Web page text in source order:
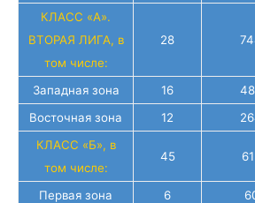
КЛАСС «А».
ВТОРАЯ ЛИГА, в
том числе:
28
Западная зона 16
Восточная зона
12
КЛАСС «Б», в
том числе:
45
Первая зона 6